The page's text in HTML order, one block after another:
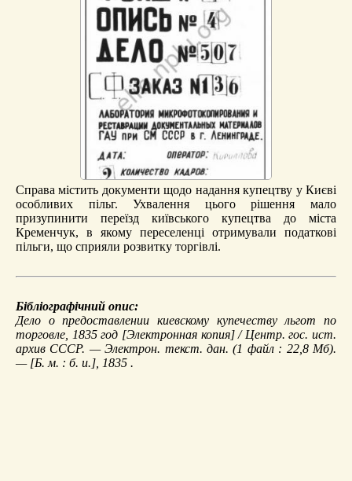
Справа містить документи щодо надання купецтву у Києві
особливих пільг. Ухвалення цього рішення мало
призупинити переїзд київського купецтва до міста
Кременчук, в якому переселенці отримували податкові
пільги, що сприяли розвитку торгівлі.
Бібліографічний опис:
Дело о предоставлении киевскому купечеству льгот по
торговле, 1835 год [Электронная копия] / Центр. гос. ист.
архив СССР. — Электрон. текст. дан. (1 файл : 22,8 Мб).
— [Б. м. : б. и.], 1835 .